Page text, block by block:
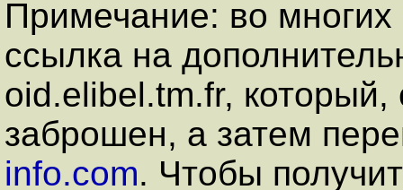
Примечание: во многих
ссылка на
oid.elibel.tm.fr,
заброшен, а затем
info.com. Чтобы